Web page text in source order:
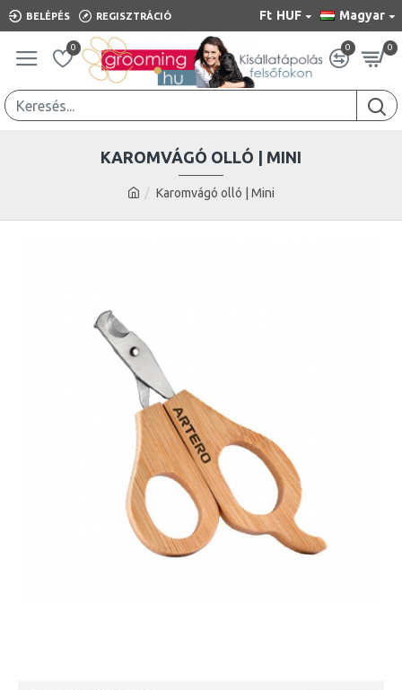
BELÉPÉS REGISZTRÁCIÓ Ft HUF Magyar
0 0 0
Karomvágó olló | Mini
KAROMVÁGÓ OLLÓ | MINI